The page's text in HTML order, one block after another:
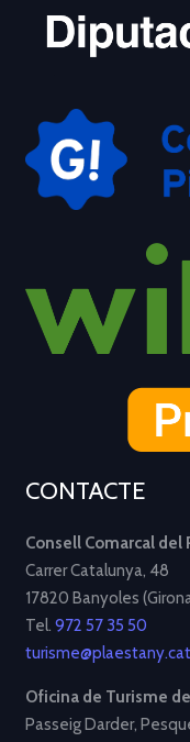
CONTACTE
Consell Comarcal del
Carrer Catalunya, 48
17820 Banyoles
Tel. 972 57 35 50
turisme@plaestany.cat
Oficina de Turisme
Passeig Darder,